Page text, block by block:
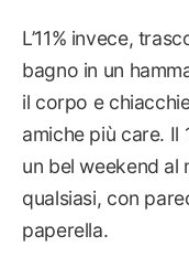
L’11% invece,
bagno in un
il corpo e
amiche più care. Il
un bel weekend al
qualsiasi, con
paperella.